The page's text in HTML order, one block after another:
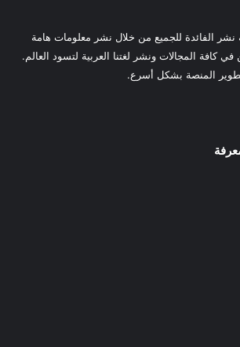
الفائدة للجميع من خلال نشر معلومات هامة
كافة المجالات ونشر لغتنا العربية لتسود العالم.
المنصة بشكل أسرع.